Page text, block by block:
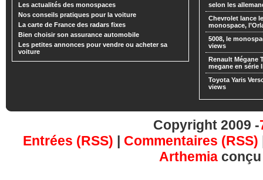
Les actualités des monospaces
Nos conseils pratiques pour la voiture
La carte de France des radars fixes
Bien choisir son assurance automobile
Les petites annonces pour vendre ou acheter sa
voiture
selon les
Chevrolet lance
monospace,
5008, le
views
Renault Mégane
megane en série
Toyota Yaris
views
Copyright 2009 -
Entrées (RSS) | Commentaires (RSS)
Arthemia